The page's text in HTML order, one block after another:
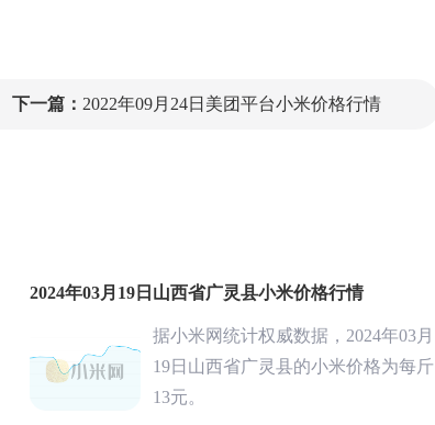
下一篇： 2022年09月24日美团平台小米价格行情
2024年03月19日山西省广灵县小米价格行情
据小米网统计权威数据，2024年03月
19日山西省广灵县的小米价格为每斤
13元。